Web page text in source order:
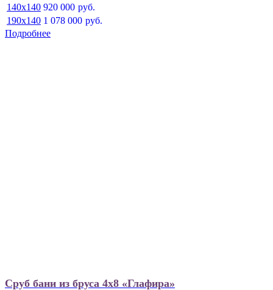
140x140 920 000 руб.
190x140 1 078 000 руб.
Подробнее
Сруб бани из бруса 4х8 «Глафира»